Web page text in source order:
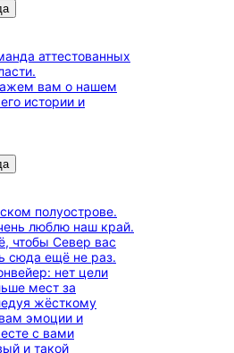
аттестованных
вам о нашем
истории и
полуострове.
люблю наш край.
чтобы Север вас
сюда ещё не раз.
нет цели
мест за
жёсткому
эмоции и
с вами
и такой